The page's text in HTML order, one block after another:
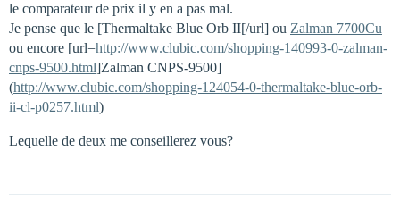
le comparateur de prix il y en a pas mal.
Je pense que le [Thermaltake Blue Orb II[/url] ou Zalman 7700Cu
ou encore [url=http://www.clubic.com/shopping-140993-0-zalman-
cnps-9500.html]Zalman CNPS-9500]
(http://www.clubic.com/shopping-124054-0-thermaltake-blue-orb-
ii-cl-p0257.html)
Lequelle de deux me conseillerez vous?